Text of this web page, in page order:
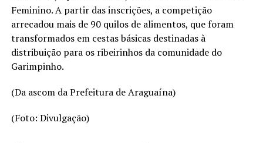
Feminino. A partir das inscrições, a competição
arrecadou mais de 90 quilos de alimentos, que foram
transformados em cestas básicas destinadas à
distribuição para os ribeirinhos da comunidade do
Garimpinho.
(Da ascom da Prefeitura de Araguaína)
(Foto: Divulgação)